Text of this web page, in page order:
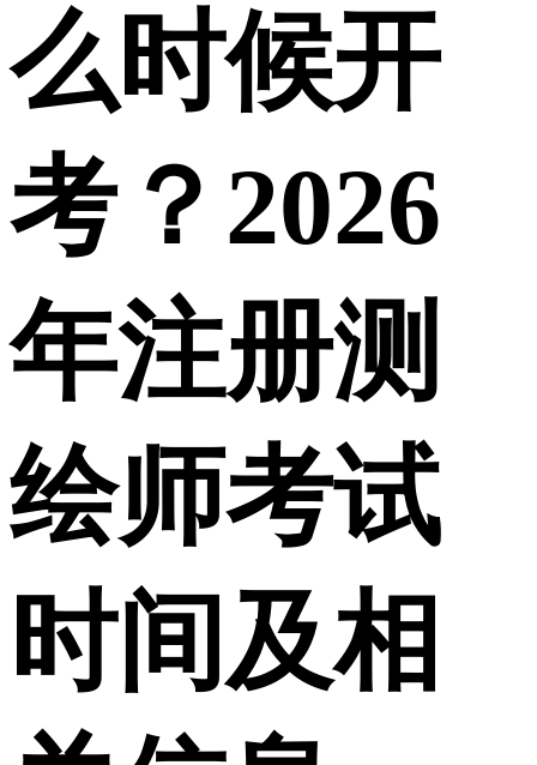
么时候开
考？2026
年注册测
绘师考试
时间及相